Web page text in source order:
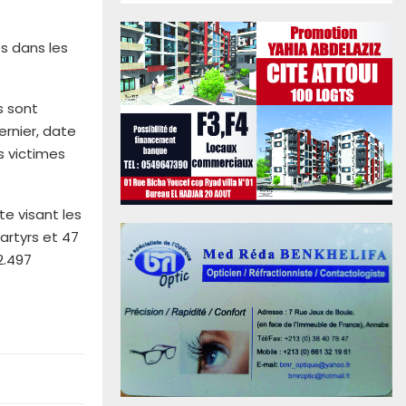
dans les
sont
date
victimes
visant les
et 47